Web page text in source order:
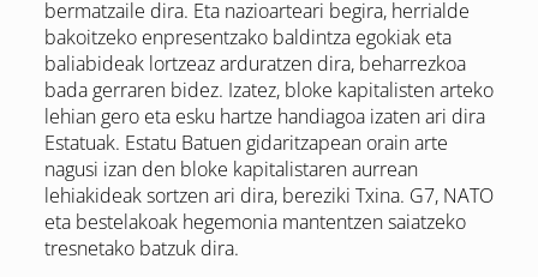
bermatzaile dira. Eta nazioarteari begira, herrialde
bakoitzeko enpresentzako baldintza egokiak eta
baliabideak lortzeaz arduratzen dira, beharrezkoa
bada gerraren bidez. Izatez, bloke kapitalisten arteko
lehian gero eta esku hartze handiagoa izaten ari dira
Estatuak. Estatu Batuen gidaritzapean orain arte
nagusi izan den bloke kapitalistaren aurrean
lehiakideak sortzen ari dira, bereziki Txina. G7, NATO
eta bestelakoak hegemonia mantentzen saiatzeko
tresnetako batzuk dira.